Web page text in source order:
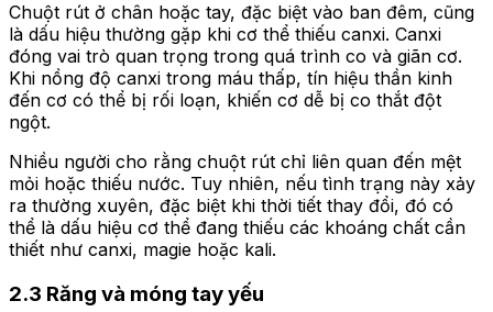
Chuột rút ở chân hoặc tay, đặc biệt vào ban đêm, cũng
là dấu hiệu thường gặp khi cơ thể thiếu canxi. Canxi
đóng vai trò quan trọng trong quá trình co và giãn cơ.
Khi nồng độ canxi trong máu thấp, tín hiệu thần kinh
đến cơ có thể bị rối loạn, khiến cơ dễ bị co thắt đột
ngột.
Nhiều người cho rằng chuột rút chỉ liên quan đến mệt
mỏi hoặc thiếu nước. Tuy nhiên, nếu tình trạng này xảy
ra thường xuyên, đặc biệt khi thời tiết thay đổi, đó có
thể là dấu hiệu cơ thể đang thiếu các khoáng chất cần
thiết như canxi, magie hoặc kali.
2.3 Răng và móng tay yếu